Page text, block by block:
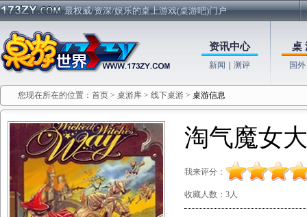
最权威/资深/娱乐的桌上游戏(桌游吧)门户
资讯中心
新闻 测评
桌
国外
您现在所在的位置： 首页 > 桌游库 > 线下桌游 > 桌游信息
淘气魔女
我来评分：
收藏人数： 3人